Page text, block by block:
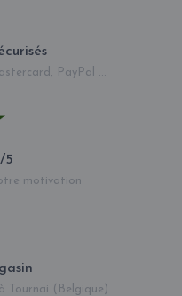
PayPal ...
5
motivation
Tournai (Belgique)